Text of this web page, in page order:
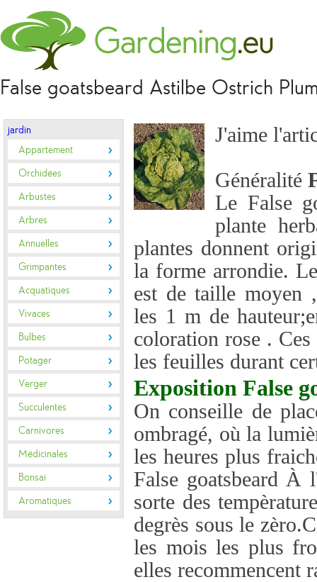
False goatsbeard Astilbe Ostrich
jardin
Appartement
Orchidées
Arbustes
Arbres
Annuelles
Grimpantes
Acquatiques
Vivaces
Bulbes
Potager
Verger
Succulentes
Carnivores
Médicinales
Bonsai
Aromatiques
J'aime
Généralité
Le False
plante
plantes donnent
la forme arrondie.
est de taille moyen
les 1 m de
coloration rose .
les feuilles durant
Exposition False
On conseille de
ombragé, où la
les heures plus
False goatsbeard À
sorte des
degrès sous le
les mois les plus
elles recommencent